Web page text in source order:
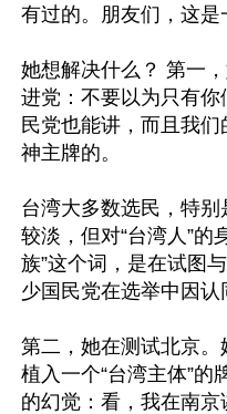
有过的。朋友们，这是
她想解决什么？ 第一
进党：不要以为只有
民党也能讲，而且我们
神主牌的。
台湾大多数选民，特别
较淡，但对“台湾人”的
族”这个词，是在试图
少国民党在选举中因认
第二，她在测试北京
植入一个“台湾主体”的
的幻觉：看，我在南京